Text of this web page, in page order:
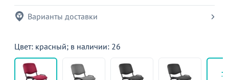
Варианты доставки
Цвет: красный; в наличии: 26